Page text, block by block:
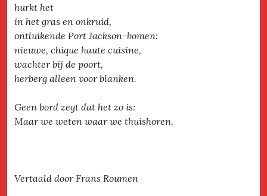
hurkt het
in het gras en onkruid,
ontluikende Port Jackson-bomen:
nieuwe, chique haute cuisine,
wachter bij de poort,
herberg alleen voor blanken.
Geen bord zegt dat het zo is:
Maar we weten waar we thuishoren.
Vertaald door Frans Roumen